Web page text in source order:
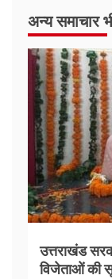
अन्य समाचार
उत्तराखंड
विजेताओं की